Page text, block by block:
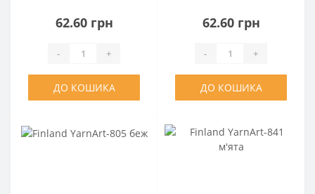
62.60 грн
- +
ДО КОШИКА
62.60 грн
- +
ДО КОШИКА